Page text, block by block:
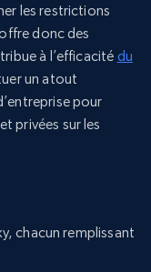
les restrictions
donc des
à l’efficacité du
un atout
pour
privées sur les
chacun remplissant